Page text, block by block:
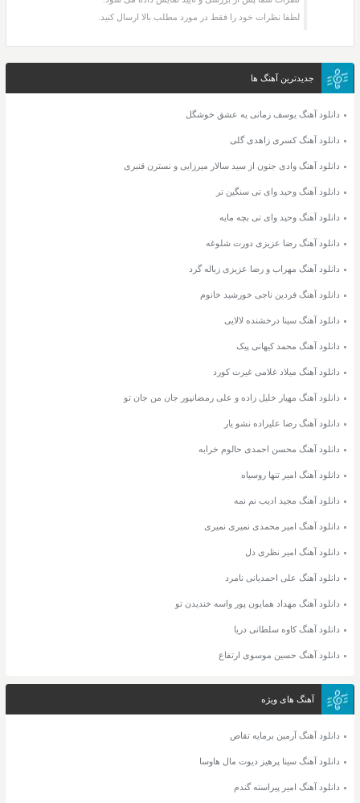
لطفا نظرات خود را فقط در مورد مطلب بالا ارسال کنید.
جدیدترین آهنگ ها
دانلود آهنگ یوسف زمانی یه عشق خوشگل
دانلود آهنگ کسری زاهدی گلی
دانلود آهنگ وادی جنون از سید سالار میرزایی و نسترن قنبری
دانلود آهنگ وحید وای تی سنگین تر
دانلود آهنگ وحید وای تی بچه مایه
دانلود آهنگ رضا عزیزی دورت شلوغه
دانلود آهنگ مهراب و رضا عزیزی زباله گرد
دانلود آهنگ فردین ناجی خورشید خانوم
دانلود آهنگ سینا درخشنده لالایی
دانلود آهنگ محمد کیهانی پیک
دانلود آهنگ میلاد غلامی غیرت کورد
دانلود آهنگ مهیار خلیل زاده و علی رمضانپور جان من جان تو
دانلود آهنگ رضا علیزاده نشو یار
دانلود آهنگ محسن احمدی حالوم خرابه
دانلود آهنگ امیر تنها روسیاه
دانلود آهنگ مجید ادیب نم نمه
دانلود آهنگ امیر محمدی نمیری نمیری
دانلود آهنگ امیر نظری دل
دانلود آهنگ علی احمدیانی نامرد
دانلود آهنگ مهداد همایون پور واسه خندیدن تو
دانلود آهنگ کاوه سلطانی دریا
دانلود آهنگ حسین موسوی ارتفاع
آهنگ های ویژه
دانلود آهنگ آرمین برمایه تقاص
دانلود آهنگ سینا پرهیز دیوت مال هاوسا
دانلود آهنگ امیر پیراسته گندم